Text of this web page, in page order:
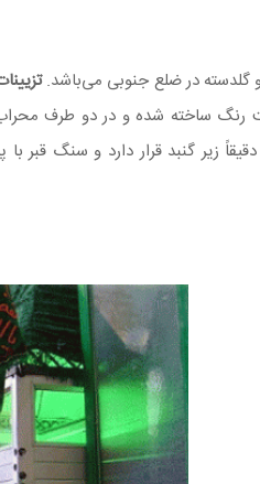
گلدسته در ضلع جنوبی می‌باشد.
ساخته شده و در دو طرف محراب
زیر گنبد قرار دارد و سنگ